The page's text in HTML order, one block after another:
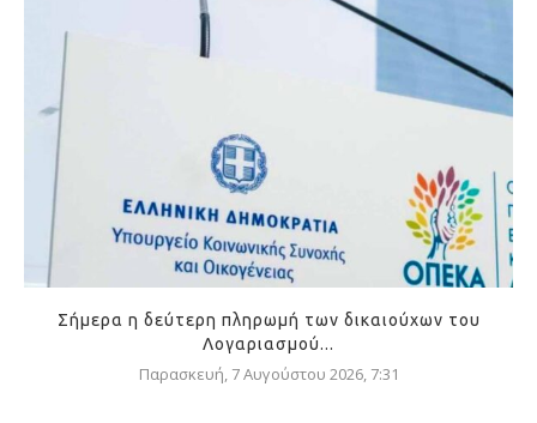
Σήμερα η δεύτερη πληρωμή των δικαιούχων του
Λογαριασμού...
Παρασκευή, 7 Αυγούστου 2026, 7:31